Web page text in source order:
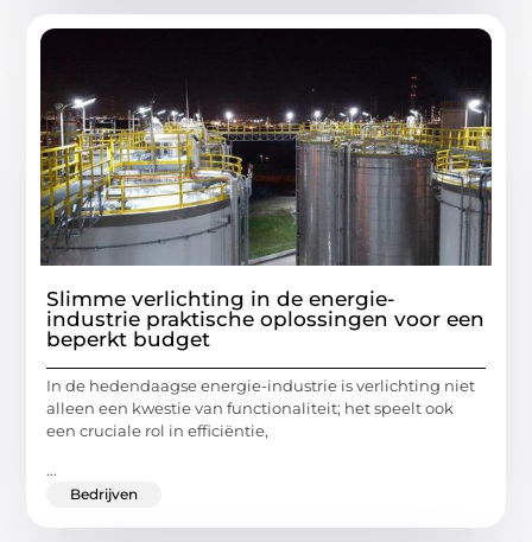
Slimme verlichting in de energie-
industrie praktische oplossingen voor een
beperkt budget
In de hedendaagse energie-industrie is verlichting niet
alleen een kwestie van functionaliteit; het speelt ook
een cruciale rol in efficiëntie,
...
Bedrijven